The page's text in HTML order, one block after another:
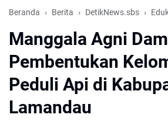
Beranda Berita DetikNews.sbs
Manggala Agni
Pembentukan
Peduli Api di
Lamandau